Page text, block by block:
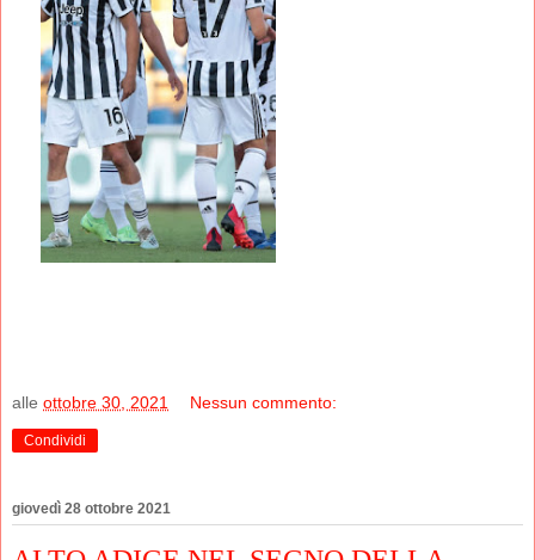
alle ottobre 30, 2021 Nessun commento:
Condividi
giovedì 28 ottobre 2021